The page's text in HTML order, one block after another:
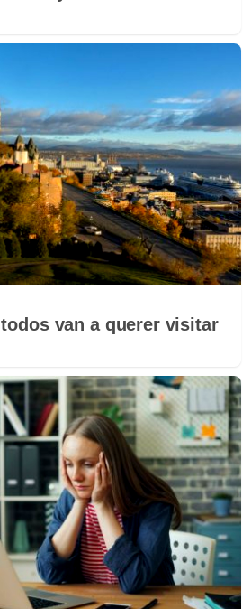
van a querer visitar